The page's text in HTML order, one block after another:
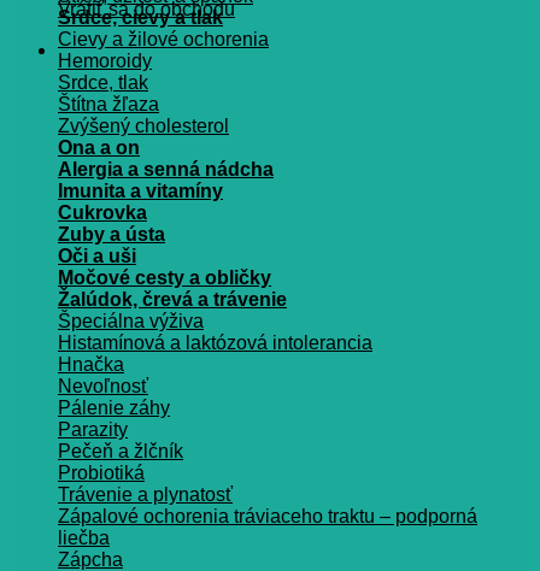
Vrátiť sa do obchodu
Srdce, cievy a tlak
Cievy a žilové ochorenia
Hemoroidy
Srdce, tlak
Štítna žľaza
Zvýšený cholesterol
Ona a on
Alergia a senná nádcha
Imunita a vitamíny
Cukrovka
Zuby a ústa
Oči a uši
Močové cesty a obličky
Žalúdok, črevá a trávenie
Špeciálna výživa
Histamínová a laktózová intolerancia
Hnačka
Nevoľnosť
Pálenie záhy
Parazity
Pečeň a žlčník
Probiotiká
Trávenie a plynatosť
Zápalové ochorenia tráviaceho traktu – podporná
liečba
Zápcha